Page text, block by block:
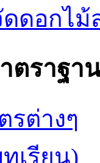
ดอกไม้
ตราฐา
รต่างๆ
เรียน)